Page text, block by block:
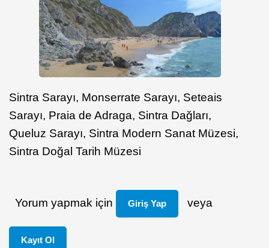
Sintra Sarayı, Monserrate Sarayı, Seteais
Sarayı, Praia de Adraga, Sintra Dağları,
Queluz Sarayı, Sintra Modern Sanat Müzesi,
Sintra Doğal Tarih Müzesi
Yorum yapmak için Giriş Yap veya
Kayıt Ol